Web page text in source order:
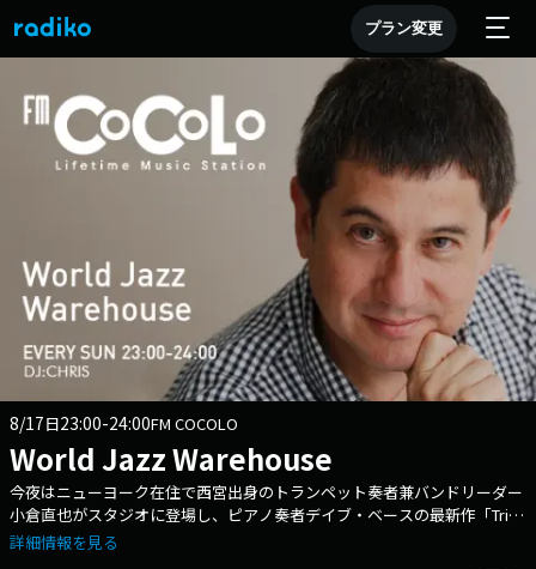
プラン変更
8/17日23:00-24:00FM COCOLO
World Jazz Warehouse
今夜はニューヨーク在住で西宮出身のトランペット奏者兼バンドリーダー
小倉直也がスタジオに登場し、ピアノ奏者デイブ・ベースの最新作「Trio
Nuevo Vol.2」を特集。 ●番組ホームページ ●リクエスト・
詳細情報を見る